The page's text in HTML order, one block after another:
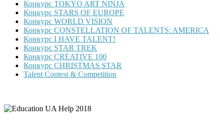
Конкурс TOKYO ART NINJA
Конкурс STARS OF EUROPE
Конкурс WORLD VISION
Конкурс CONSTELLATION OF TALENTS: AMERICA
Конкурс I HAVE TALENT!
Конкурс STAR TREK
Конкурс CREATIVE 100
Конкурс CHRISTMAS STAR
Talent Contest & Competition